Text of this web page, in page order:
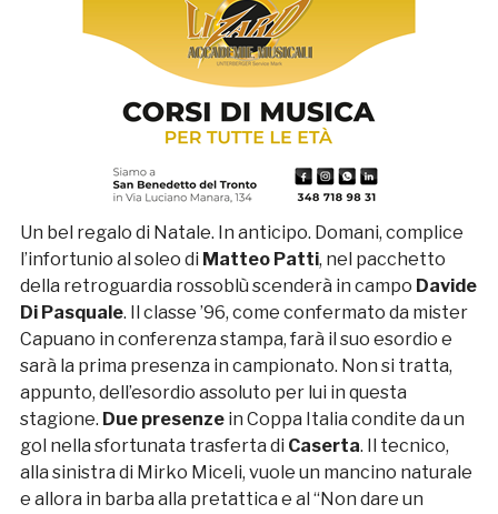
Un bel regalo di Natale. In anticipo. Domani, complice
l’infortunio al soleo di Matteo Patti, nel pacchetto
della retroguardia rossoblù scenderà in campo Davide
Di Pasquale. Il classe ’96, come confermato da mister
Capuano in conferenza stampa, farà il suo esordio e
sarà la prima presenza in campionato. Non si tratta,
appunto, dell’esordio assoluto per lui in questa
stagione. Due presenzein Coppa Italia condite da un
gol nella sfortunata trasferta di Caserta. Il tecnico,
alla sinistra di Mirko Miceli, vuole un mancino naturale
e allora in barba alla pretattica e al “Non dare un